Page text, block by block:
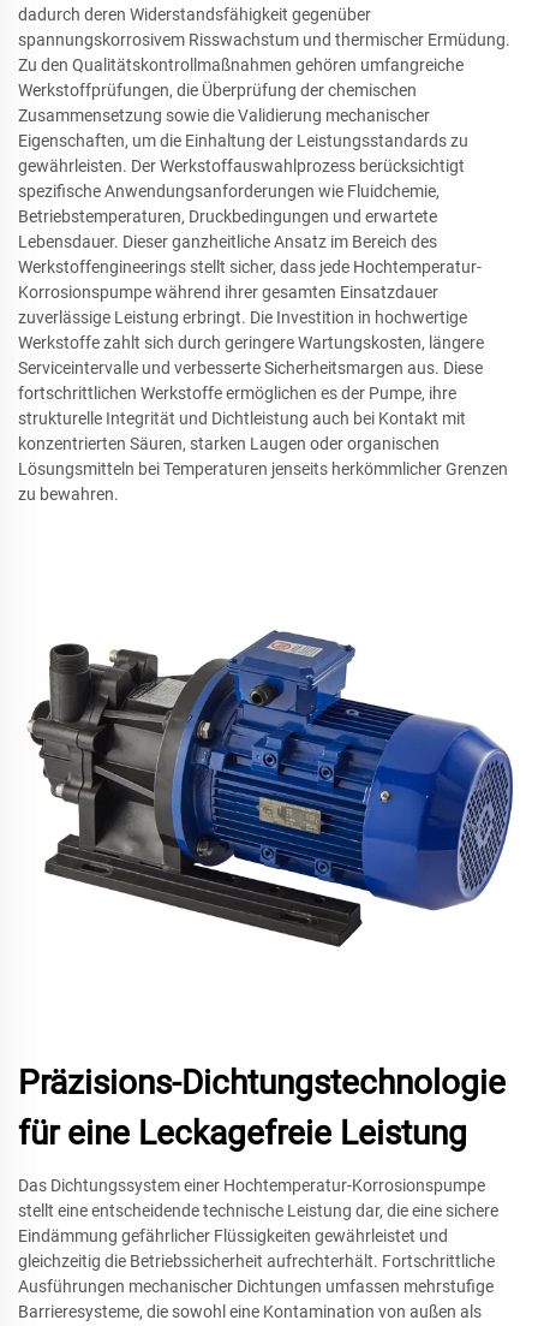
dadurch deren Widerstandsfähigkeit gegenüber
spannungskorrosivem Risswachstum und thermischer Ermüdung.
Zu den Qualitätskontrollmaßnahmen gehören umfangreiche
Werkstoffprüfungen, die Überprüfung der chemischen
Zusammensetzung sowie die Validierung mechanischer
Eigenschaften, um die Einhaltung der Leistungsstandards zu
gewährleisten. Der Werkstoffauswahlprozess berücksichtigt
spezifische Anwendungsanforderungen wie Fluidchemie,
Betriebstemperaturen, Druckbedingungen und erwartete
Lebensdauer. Dieser ganzheitliche Ansatz im Bereich des
Werkstoffengineerings stellt sicher, dass jede Hochtemperatur-
Korrosionspumpe während ihrer gesamten Einsatzdauer
zuverlässige Leistung erbringt. Die Investition in hochwertige
Werkstoffe zahlt sich durch geringere Wartungskosten, längere
Serviceintervalle und verbesserte Sicherheitsmargen aus. Diese
fortschrittlichen Werkstoffe ermöglichen es der Pumpe, ihre
strukturelle Integrität und Dichtleistung auch bei Kontakt mit
konzentrierten Säuren, starken Laugen oder organischen
Lösungsmitteln bei Temperaturen jenseits herkömmlicher Grenzen
zu bewahren.
Präzisions-Dichtungstechnologie
für eine Leckagefreie Leistung
Das Dichtungssystem einer Hochtemperatur-Korrosionspumpe
stellt eine entscheidende technische Leistung dar, die eine sichere
Eindämmung gefährlicher Flüssigkeiten gewährleistet und
gleichzeitig die Betriebssicherheit aufrechterhält. Fortschrittliche
Ausführungen mechanischer Dichtungen umfassen mehrstufige
Barrieresysteme, die sowohl eine Kontamination von außen als